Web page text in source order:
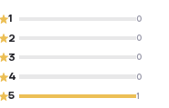
1 0
2 0
3 0
4 0
5 1